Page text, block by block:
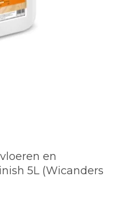
en
5L (Wicanders